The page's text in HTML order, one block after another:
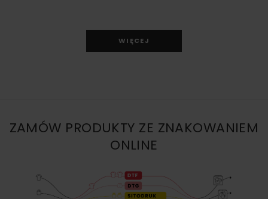
WIĘCEJ
ZAMÓW PRODUKTY ZE ZNAKOWANIEM
ONLINE